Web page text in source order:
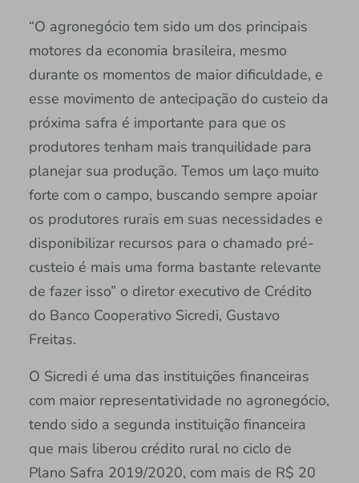
“O agronegócio tem sido um dos principais
motores da economia brasileira, mesmo
durante os momentos de maior dificuldade, e
esse movimento de antecipação do custeio da
próxima safra é importante para que os
produtores tenham mais tranquilidade para
planejar sua produção. Temos um laço muito
forte com o campo, buscando sempre apoiar
os produtores rurais em suas necessidades e
disponibilizar recursos para o chamado pré-
custeio é mais uma forma bastante relevante
de fazer isso” o diretor executivo de Crédito
do Banco Cooperativo Sicredi, Gustavo
Freitas.
O Sicredi é uma das instituições financeiras
com maior representatividade no agronegócio,
tendo sido a segunda instituição financeira
que mais liberou crédito rural no ciclo de
Plano Safra 2019/2020, com mais de R$ 20